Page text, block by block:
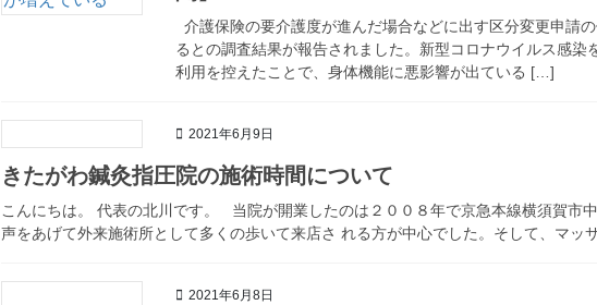
介護保険の要介護度が進んだ場合などに出す区分変更申請
るとの調査結果が報告されました。新型コロナウイルス感染
利用を控えたことで、身体機能に悪影響が出ている […]
2021年6月9日
きたがわ鍼灸指圧院の施術時間について
こんにちは。 代表の北川です。 当院が開業したのは２００８年で京急本線横須賀市
声をあげて外来施術所として多くの歩いて来店さ れる方が中心でした。そして、マッ
2021年6月8日